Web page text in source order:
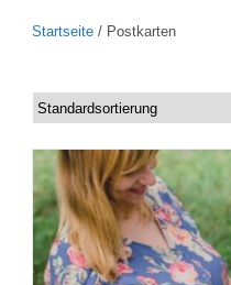
Startseite / Postkarten